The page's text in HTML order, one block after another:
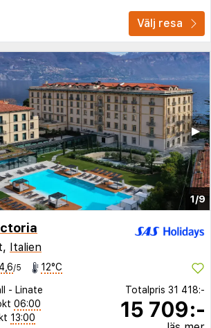
Välj resa
1/9
▶︎
Italien
4,6/5 12°C
- Linate
06:00
13:00
Totalpris 31 418:-
15 709:-